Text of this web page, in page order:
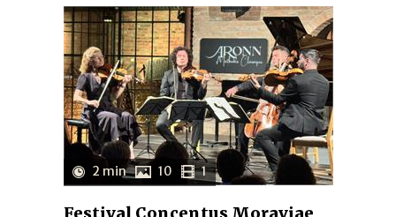
2 min 10 1
Festival Concentus Moraviae